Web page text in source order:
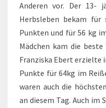
Anderen vor. Der 13-
Herbsleben bekam
Punkten und für 56 kg
Mädchen kam die beste
Franziska Ebert erzielte
Punkte für 64kg im
waren auch die
an diesem Tag. Auch im